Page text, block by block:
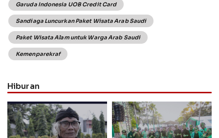
Garuda Indonesia UOB Credit Card
Sandiaga Luncurkan Paket Wisata Arab Saudi
Paket Wisata Alam untuk Warga Arab Saudi
Kemenparekraf
Hiburan